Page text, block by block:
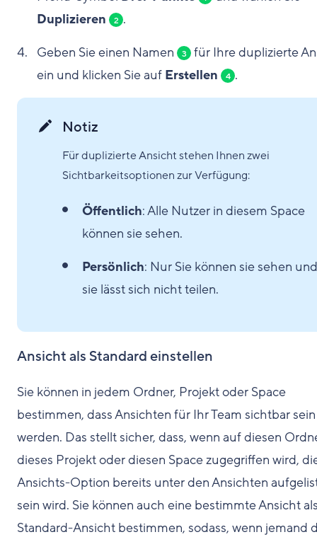
Duplizieren
2 .
Geben Sie einen Namen
3
für Ihre duplizierte
ein und klicken Sie auf Erstellen 4 .
Notiz
Für duplizierte Ansicht stehen Ihnen zwei
Sichtbarkeitsoptionen zur Verfügung:
Öffentlich: Alle Nutzer in diesem Space
können sie sehen.
Persönlich: Nur Sie können sie sehen und
sie lässt sich nicht teilen.
Ansicht als Standard einstellen
Sie können in jedem Ordner, Projekt oder Space
bestimmen, dass Ansichten für Ihr Team sichtbar sein
werden. Das stellt sicher, dass, wenn auf diesen
dieses Projekt oder diesen Space zugegriffen wird,
Ansichts-Option bereits unter den Ansichten
sein wird. Sie können auch eine bestimmte Ansicht
Standard-Ansicht bestimmen, sodass, wenn jemand